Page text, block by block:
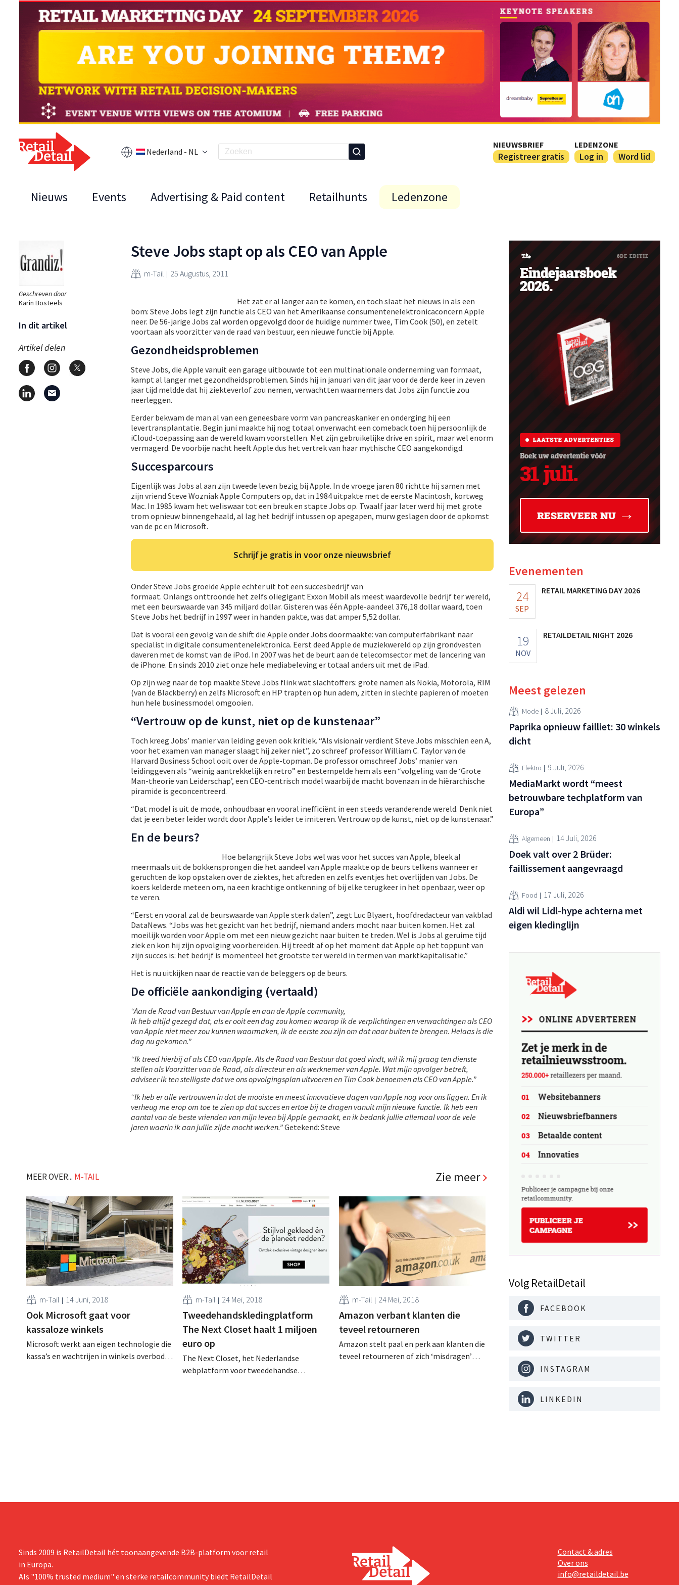
Nederland - NL
NIEUWSBRIEF
Registreer gratis
LEDENZONE
Log in Word lid
Nieuws Events Advertising & Paid content Retailhunts Ledenzone
Geschreven door
Karin Bosteels
In dit artikel
Artikel delen
Steve Jobs stapt op als CEO van Apple
m-Tail 25 Augustus, 2011
Het zat er al langer aan te komen, en toch slaat het nieuws in als een
bom: Steve Jobs legt zijn functie als CEO van het Amerikaanse consumentenelektronicaconcern Apple
neer. De 56-jarige Jobs zal worden opgevolgd door de huidige nummer twee, Tim Cook (50), en zetelt
voortaan als voorzitter van de raad van bestuur, een nieuwe functie bij Apple.
Gezondheidsproblemen
Steve Jobs, die Apple vanuit een garage uitbouwde tot een multinationale onderneming van formaat,
kampt al langer met gezondheidsproblemen. Sinds hij in januari van dit jaar voor de derde keer in zeven
jaar tijd meldde dat hij ziekteverlof zou nemen, verwachtten waarnemers dat Jobs zijn functie zou
neerleggen.
Eerder bekwam de man al van een geneesbare vorm van pancreaskanker en onderging hij een
levertransplantatie. Begin juni maakte hij nog totaal onverwacht een comeback toen hij persoonlijk de
iCloud-toepassing aan de wereld kwam voorstellen. Met zijn gebruikelijke drive en spirit, maar wel enorm
vermagerd. De voorbije nacht heeft Apple dus het vertrek van haar mythische CEO aangekondigd.
Succesparcours
Eigenlijk was Jobs al aan zijn tweede leven bezig bij Apple. In de vroege jaren 80 richtte hij samen met
zijn vriend Steve Wozniak Apple Computers op, dat in 1984 uitpakte met de eerste Macintosh, kortweg
Mac. In 1985 kwam het weliswaar tot een breuk en stapte Jobs op. Twaalf jaar later werd hij met grote
trom opnieuw binnengehaald, al lag het bedrijf intussen op apegapen, murw geslagen door de opkomst
van de pc en Microsoft.
Schrijf je gratis in voor onze nieuwsbrief
Onder Steve Jobs groeide Apple echter uit tot een succesbedrijf van
formaat. Onlangs onttroonde het zelfs oliegigant Exxon Mobil als meest waardevolle bedrijf ter wereld,
met een beurswaarde van 345 miljard dollar. Gisteren was één Apple-aandeel 376,18 dollar waard, toen
Steve Jobs het bedrijf in 1997 weer in handen pakte, was dat amper 5,52 dollar.
Dat is vooral een gevolg van de shift die Apple onder Jobs doormaakte: van computerfabrikant naar
specialist in digitale consumentenelektronica. Eerst deed Apple de muziekwereld op zijn grondvesten
daveren met de komst van de iPod. In 2007 was het de beurt aan de telecomsector met de lancering van
de iPhone. En sinds 2010 ziet onze hele mediabeleving er totaal anders uit met de iPad.
Op zijn weg naar de top maakte Steve Jobs flink wat slachtoffers: grote namen als Nokia, Motorola, RIM
(van de Blackberry) en zelfs Microsoft en HP trapten op hun adem, zitten in slechte papieren of moeten
hun hele businessmodel omgooien.
“Vertrouw op de kunst, niet op de kunstenaar”
Toch kreeg Jobs’ manier van leiding geven ook kritiek. “Als visionair verdient Steve Jobs misschien een A,
voor het examen van manager slaagt hij zeker niet”, zo schreef professor William C. Taylor van de
Harvard Business School ooit over de Apple-topman. De professor omschreef Jobs’ manier van
leidinggeven als “weinig aantrekkelijk en retro” en bestempelde hem als een “volgeling van de ‘Grote
Man-theorie van Leiderschap’, een CEO-centrisch model waarbij de macht bovenaan in de hiërarchische
piramide is geconcentreerd.
“Dat model is uit de mode, onhoudbaar en vooral inefficiënt in een steeds veranderende wereld. Denk niet
dat je een beter leider wordt door Apple’s leider te imiteren. Vertrouw op de kunst, niet op de kunstenaar.”
En de beurs?
Hoe belangrijk Steve Jobs wel was voor het succes van Apple, bleek al
meermaals uit de bokkensprongen die het aandeel van Apple maakte op de beurs telkens wanneer er
geruchten de kop opstaken over de ziektes, het aftreden en zelfs eventjes het overlijden van Jobs. De
koers kelderde meteen om, na een krachtige ontkenning of bij elke terugkeer in het openbaar, weer op
te veren.
“Eerst en vooral zal de beurswaarde van Apple sterk dalen”, zegt Luc Blyaert, hoofdredacteur van vakblad
DataNews. “Jobs was het gezicht van het bedrijf, niemand anders mocht naar buiten komen. Het zal
moeilijk worden voor Apple om met een nieuw gezicht naar buiten te treden. Wel is Jobs al geruime tijd
ziek en kon hij zijn opvolging voorbereiden. Hij treedt af op het moment dat Apple op het toppunt van
zijn succes is: het bedrijf is momenteel het grootste ter wereld in termen van marktkapitalisatie.”
Het is nu uitkijken naar de reactie van de beleggers op de beurs.
De officiële aankondiging (vertaald)
“Aan de Raad van Bestuur van Apple en aan de Apple community,
Ik heb altijd gezegd dat, als er ooit een dag zou komen waarop ik de verplichtingen en verwachtingen als CEO
van Apple niet meer zou kunnen waarmaken, ik de eerste zou zijn om dat naar buiten te brengen. Helaas is die
dag nu gekomen.”
“Ik treed hierbij af als CEO van Apple. Als de Raad van Bestuur dat goed vindt, wil ik mij graag ten dienste
stellen als Voorzitter van de Raad, als directeur en als werknemer van Apple. Wat mijn opvolger betreft,
adviseer ik ten stelligste dat we ons opvolgingsplan uitvoeren en Tim Cook benoemen als CEO van Apple.”
“Ik heb er alle vertrouwen in dat de mooiste en meest innovatieve dagen van Apple nog voor ons liggen. En ik
verheug me erop om toe te zien op dat succes en ertoe bij te dragen vanuit mijn nieuwe functie. Ik heb een
aantal van de beste vrienden van mijn leven bij Apple gemaakt, en ik bedank jullie allemaal voor de vele
jaren waarin ik aan jullie zijde mocht werken.”Getekend: Steve
MEER OVER... M-TAIL Zie meer
m-Tail 14 Juni, 2018
Ook Microsoft gaat voor
kassaloze winkels
Microsoft werkt aan eigen technologie die
kassa’s en wachtrijen in winkels overbodig
m-Tail 24 Mei, 2018
Tweedehandskledingplatform
The Next Closet haalt 1 miljoen
euro op
The Next Closet, het Nederlandse
webplatform voor tweedehandse
m-Tail 24 Mei, 2018
Amazon verbant klanten die
teveel retourneren
Amazon stelt paal en perk aan klanten die
teveel retourneren of zich ‘misdragen’
Evenementen
24
SEP
RETAIL MARKETING DAY 2026
19
NOV
RETAILDETAIL NIGHT 2026
Meest gelezen
Mode 8 Juli, 2026
Paprika opnieuw failliet: 30 winkels
dicht
Elektro 9 Juli, 2026
MediaMarkt wordt “meest
betrouwbare techplatform van
Europa”
Algemeen 14 Juli, 2026
Doek valt over 2 Brüder:
faillissement aangevraagd
Food 17 Juli, 2026
Aldi wil Lidl-hype achterna met
eigen kledinglijn
Volg RetailDetail
FACEBOOK
TWITTER
INSTAGRAM
LINKEDIN
Sinds 2009 is RetailDetail hét toonaangevende B2B-platform voor retail
in Europa.
Als "100% trusted medium" en sterke retailcommunity biedt RetailDetail
Contact & adres
Over ons
info@retaildetail.be